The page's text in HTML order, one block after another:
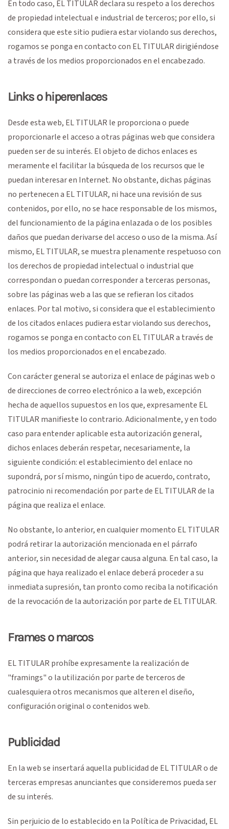
En todo caso, EL TITULAR declara su respeto a los derechos
de propiedad intelectual e industrial de terceros; por ello, si
considera que este sitio pudiera estar violando sus derechos,
rogamos se ponga en contacto con EL TITULAR dirigiéndose
a través de los medios proporcionados en el encabezado.
Links o hiperenlaces
Desde esta web, EL TITULAR le proporciona o puede
proporcionarle el acceso a otras páginas web que considera
pueden ser de su interés. El objeto de dichos enlaces es
meramente el facilitar la búsqueda de los recursos que le
puedan interesar en Internet. No obstante, dichas páginas
no pertenecen a EL TITULAR, ni hace una revisión de sus
contenidos, por ello, no se hace responsable de los mismos,
del funcionamiento de la página enlazada o de los posibles
daños que puedan derivarse del acceso o uso de la misma. Así
mismo, EL TITULAR, se muestra plenamente respetuoso con
los derechos de propiedad intelectual o industrial que
correspondan o puedan corresponder a terceras personas,
sobre las páginas web a las que se refieran los citados
enlaces. Por tal motivo, si considera que el establecimiento
de los citados enlaces pudiera estar violando sus derechos,
rogamos se ponga en contacto con EL TITULAR a través de
los medios proporcionados en el encabezado.
Con carácter general se autoriza el enlace de páginas web o
de direcciones de correo electrónico a la web, excepción
hecha de aquellos supuestos en los que, expresamente EL
TITULAR manifieste lo contrario. Adicionalmente, y en todo
caso para entender aplicable esta autorización general,
dichos enlaces deberán respetar, necesariamente, la
siguiente condición: el establecimiento del enlace no
supondrá, por sí mismo, ningún tipo de acuerdo, contrato,
patrocinio ni recomendación por parte de EL TITULAR de la
página que realiza el enlace.
No obstante, lo anterior, en cualquier momento EL TITULAR
podrá retirar la autorización mencionada en el párrafo
anterior, sin necesidad de alegar causa alguna. En tal caso, la
página que haya realizado el enlace deberá proceder a su
inmediata supresión, tan pronto como reciba la notificación
de la revocación de la autorización por parte de EL TITULAR.
Frames o marcos
EL TITULAR prohíbe expresamente la realización de
"framings" o la utilización por parte de terceros de
cualesquiera otros mecanismos que alteren el diseño,
configuración original o contenidos web.
Publicidad
En la web se insertará aquella publicidad de EL TITULAR o de
terceras empresas anunciantes que consideremos pueda ser
de su interés.
Sin perjuicio de lo establecido en la Política de Privacidad, EL